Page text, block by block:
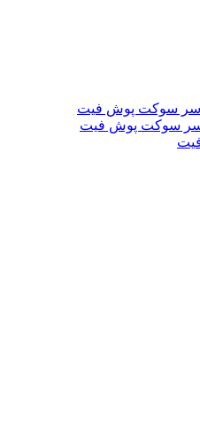
سر سوکت پوش فیت
سر سوکت پوش فیت